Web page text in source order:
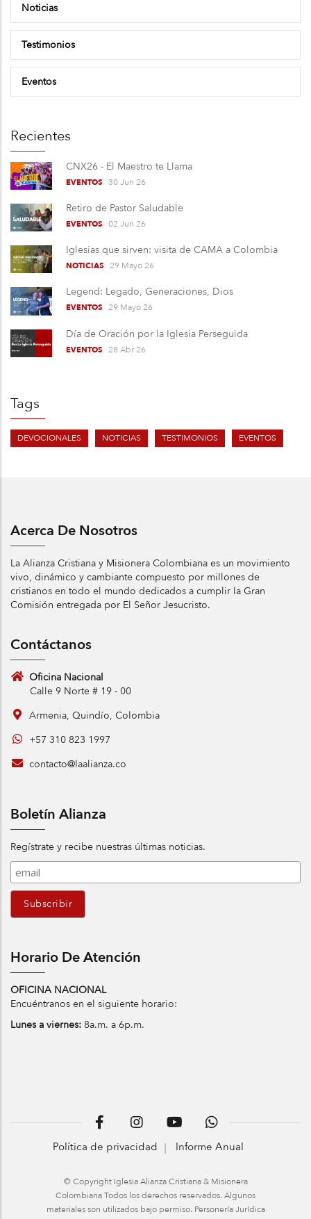
Noticias
Testimonios
Eventos
Recientes
CNX26 - El Maestro te Llama
EVENTOS 30 Jun 26
Retiro de Pastor Saludable
EVENTOS 02 Jun 26
Iglesias que sirven: visita de CAMA a Colombia
NOTICIAS 29 Mayo 26
Legend: Legado, Generaciones, Dios
EVENTOS 29 Mayo 26
Día de Oración por la Iglesia Perseguida
EVENTOS 28 Abr 26
Tags
DEVOCIONALES NOTICIAS TESTIMONIOS EVENTOS
Acerca De Nosotros
La Alianza Cristiana y Misionera Colombiana es un movimiento
vivo, dinámico y cambiante compuesto por millones de
cristianos en todo el mundo dedicados a cumplir la Gran
Comisión entregada por El Señor Jesucristo.
Contáctanos
Oficina Nacional
Calle 9 Norte # 19 - 00
Armenia, Quindío, Colombia
+57 310 823 1997
contacto@laalianza.co
Boletín Alianza
Regístrate y recibe nuestras últimas noticias.
Horario De Atención
OFICINA NACIONAL
Encuéntranos en el siguiente horario:
Lunes a viernes: 8a.m. a 6p.m.
Política de privacidad Informe Anual
© Copyright Iglesia Alianza Cristiana & Misionera
Colombiana Todos los derechos reservados. Algunos
materiales son utilizados bajo permiso. Personería Jurídica